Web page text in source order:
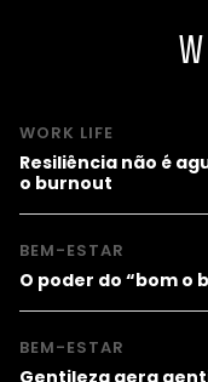
WORK LIFE
Resiliência não é
o burnout
BEM-ESTAR
O poder do “bom o
BEM-ESTAR
Gentileza gera